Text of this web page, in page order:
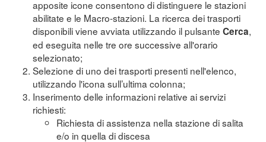
apposite icone consentono di distinguere le stazioni
abilitate e le Macro-stazioni. La ricerca dei trasporti
disponibili viene avviata utilizzando il pulsante Cerca,
ed eseguita nelle tre ore successive all'orario
selezionato;
Selezione di uno dei trasporti presenti nell'elenco,
utilizzando l'icona sull’ultima colonna;
Inserimento delle informazioni relative ai servizi
richiesti:
Richiesta di assistenza nella stazione di salita
e/o in quella di discesa